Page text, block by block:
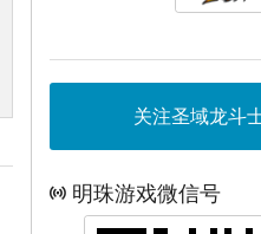
关注圣域龙斗
明珠游戏微信号